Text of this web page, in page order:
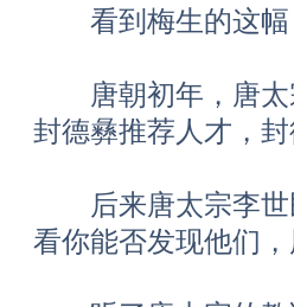
看到梅生的这幅
唐朝初年，唐太
封德彝推荐人才，
后来唐太宗李世
看你能否发现他们